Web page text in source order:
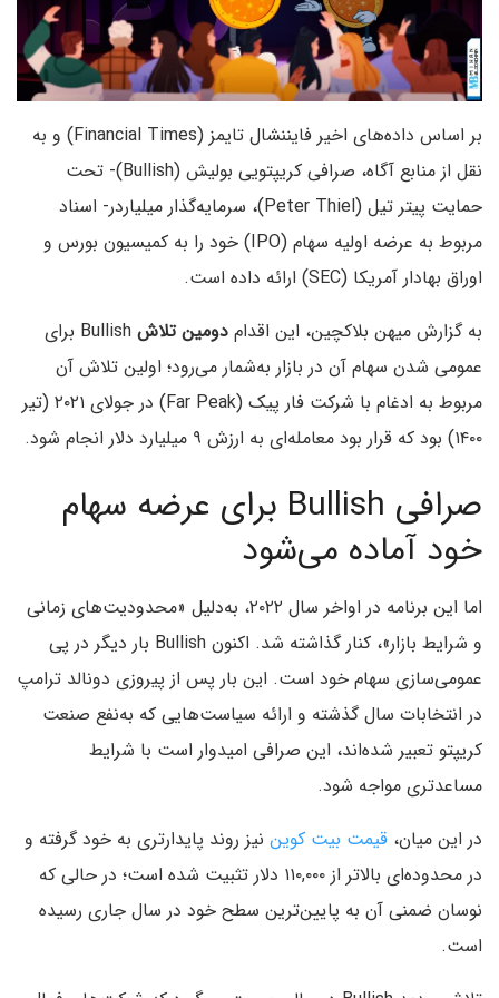
بر اساس داده‌های اخیر فایننشال تایمز (Financial Times) و به
نقل از منابع آگاه، صرافی کریپتویی بولیش (Bullish)- تحت
حمایت پیتر تیل (Peter Thiel)، سرمایه‌گذار میلیاردر- اسناد
مربوط به عرضه اولیه سهام (IPO) خود را به کمیسیون بورس و
اوراق بهادار آمریکا (SEC) ارائه داده است.
به گزارش میهن بلاکچین، این اقدام دومین تلاش
Bullish برای
عمومی‌ شدن سهام آن در بازار به‌شمار می‌رود؛ اولین تلاش آن
مربوط به ادغام با شرکت فار پیک (Far Peak) در جولای ۲۰۲۱ (تیر
۱۴۰۰) بود که قرار بود معامله‌ای به ارزش ۹ میلیارد دلار انجام شود.
صرافی Bullish برای عرضه سهام
خود آماده می‌شود
اما این برنامه در اواخر سال ۲۰۲۲، به‌دلیل «محدودیت‌های زمانی
و شرایط بازار»، کنار گذاشته شد. اکنون Bullish بار دیگر در پی
عمومی‌سازی سهام خود است. این بار پس از پیروزی دونالد ترامپ
در انتخابات سال گذشته و ارائه سیاست‌هایی که به‌نفع صنعت
کریپتو تعبیر شده‌اند، این صرافی امیدوار است با شرایط
مساعدتری مواجه شود.
در این میان، قیمت بیت‌ کوین نیز روند پایدارتری به خود گرفته و
در محدوده‌ای بالاتر از ۱۱۰,۰۰۰ دلار تثبیت شده است؛ در حالی که
نوسان ضمنی آن به پایین‌ترین سطح خود در سال جاری رسیده
است.